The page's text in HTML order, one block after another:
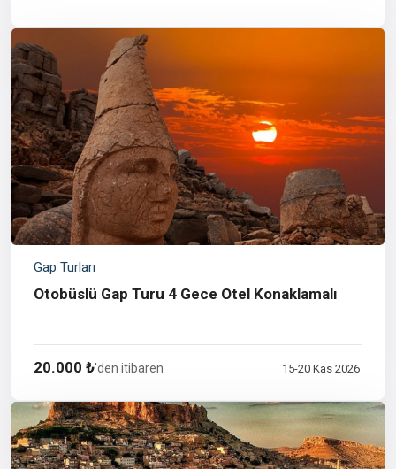
Gap Turları
Otobüslü Gap Turu 4 Gece Otel Konaklamalı
20.000 ₺'den itibaren 15-20 Kas 2026